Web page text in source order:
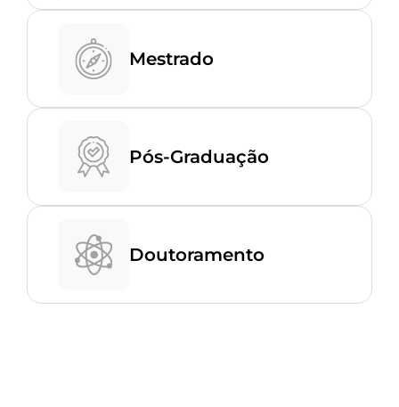
Mestrado
Pós-Graduação
Doutoramento